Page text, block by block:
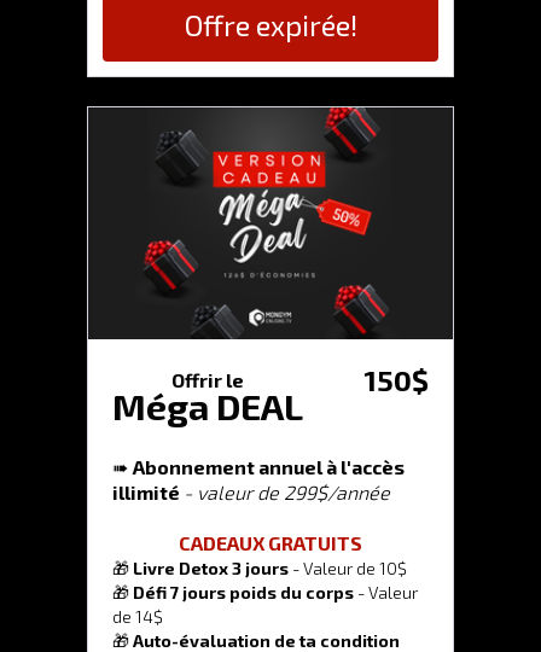
Offre expirée!
Offrir le
Méga DEAL
150$
➠ Abonnement annuel à l'accès
illimité - valeur de 299$/année
CADEAUX GRATUITS
🎁 Livre Detox 3 jours - Valeur de 10$
🎁 Défi 7 jours poids du corps - Valeur
de 14$
🎁Auto-évaluation de ta condition